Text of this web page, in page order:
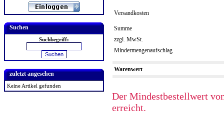
Suchen
Suchbegriff:
zuletzt angesehen
Keine Artikel gefunden
Versandkosten
Summe
zzgl. MwSt.
Mindermengenaufschlag
Warenwert
Der Mindestbestellwert
erreicht.